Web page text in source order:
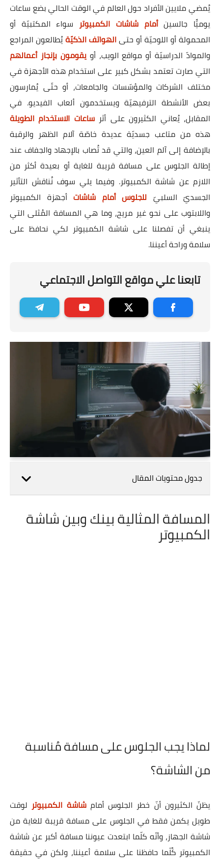
يُمضي ملايين الأفراد حول العالم في الوقت الحالي بضع ساعات
يوميًّا جالسينأمام شاشات الكمبيوترسواء المكتبيّة أو
المحمولة أو اللوحيّة أو حتىالهواتف الذكيّةيُطالعون المراجع
والموادّ الدراسيّة أو مواقع الويب، أويقومون بإنجاز أعمالهم
التي صارت تعتمد بشكل كبير على استخدام هذه الأجهزة في
مختلف الشركات والمؤسّسات والجامعات، أو حتّى يُمارسون
بعض الأنشطة الترفيهيّة ويستخدمون ألعاب الفيديو. في
المقابل، يُعاني الكثيرون على أثرساعات الاستخدام الطويلة
هذه من متاعب جسديّة عديدة خاصّة آلام الظهر والرقبة
بالإضافة إلى آلم العين، والتي قد تُصاب بالإجهاد والجفاف عند
إطالة الجلوس على مسافة قريبة للغاية أو بعيدة أكثر من
اللازم عن شاشة الكمبيوتر. وفيما يلي سوف نُناقش التأثير
الجسديّ السلبيّ للجلوس أمام شاشات أجهزة الكمبيوتر
واللابتوب على نحو غير مريح، وما هي المسافة المُثلى التي
ينبغي أن تفصلنا على شاشة الكمبيوتر لكي نحافظ على
سلامة وراحة أعيننا.
تابعنا علي مواقع التواصل الاجتماعي
جدول محتويات المقال
المسافة المثالية بينك وبين شاشة
الكمبيوتر
لماذا يجب الجلوس على مسافة مُناسبة
من الشاشة؟
يظنّ الكثيرون أنّ خطر الجلوس أمامشاشة الكمبيوترلوقت
طويل يكمن فقط في الجلوس على مسافة قريبة للغاية من
شاشة الجهاز، وأنّه كلّما ابتعدت عيوننا مسافة أكبر عن شاشة
الكمبيوتر كُلّما حافظنا على سلامة أعيننا، ولكن في حقيقة